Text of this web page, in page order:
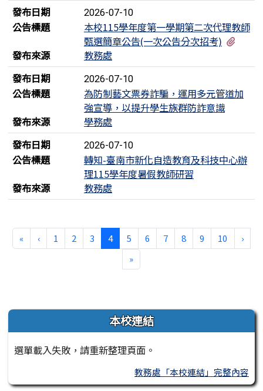
發布日期 2026-07-10
公告標題
本校115學年度第一學期第二次代理教師
甄選簡章公告(一次公告分次招考)
發布來源
教務處
發布日期
2026-07-10
公告標題
為防制藝文票券詐騙，運用多元管道加
強宣導，以提升學生族群防詐意識
發布來源
學務處
發布日期
2026-07-10
公告標題
轉知-臺南市新化自造教育及科技中心辦
理115學年度暑假教師研習
發布來源
教務處
«第一頁
‹上一頁
1 2 3 4(目前頁次)
5 6 7 8 9 10 ›下一
»最後頁
左邊區域內容 本校連結
選單載入失敗，請重新整理頁面。
教務處「本校連結」完整內容